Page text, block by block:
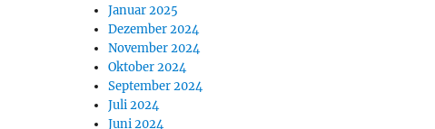
Januar 2025
Dezember 2024
November 2024
Oktober 2024
September 2024
Juli 2024
Juni 2024